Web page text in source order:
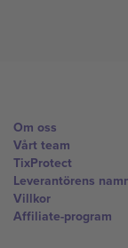
Om oss
Vårt team
TixProtect
Leverantörens
Villkor
Affiliate-program